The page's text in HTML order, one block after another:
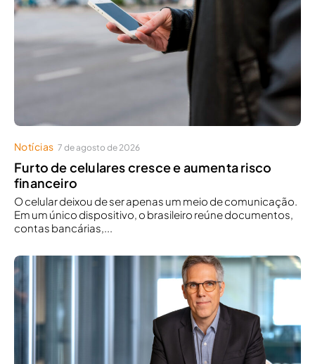
Notícias 7 de agosto de 2026
Furto de celulares cresce e aumenta risco
financeiro
O celular deixou de ser apenas um meio de comunicação.
Em um único dispositivo, o brasileiro reúne documentos,
contas bancárias,...